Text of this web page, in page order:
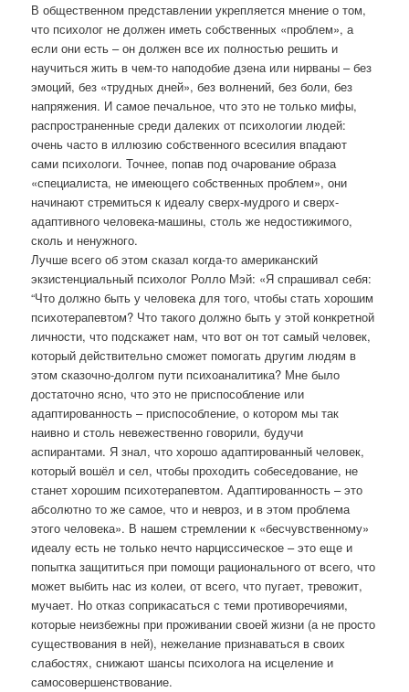
В общественном представлении укрепляется мнение о том,
что психолог не должен иметь собственных «проблем», а
если они есть – он должен все их полностью решить и
научиться жить в чем-то наподобие дзена или нирваны – без
эмоций, без «трудных дней», без волнений, без боли, без
напряжения. И самое печальное, что это не только мифы,
распространенные среди далеких от психологии людей:
очень часто в иллюзию собственного всесилия впадают
сами психологи. Точнее, попав под очарование образа
«специалиста, не имеющего собственных проблем», они
начинают стремиться к идеалу сверх-мудрого и сверх-
адаптивного человека-машины, столь же недостижимого,
сколь и ненужного.
Лучше всего об этом сказал когда-то американский
экзистенциальный психолог Ролло Мэй: «Я спрашивал себя:
“Что должно быть у человека для того, чтобы стать хорошим
психотерапевтом? Что такого должно быть у этой конкретной
личности, что подскажет нам, что вот он тот самый человек,
который действительно сможет помогать другим людям в
этом сказочно-долгом пути психоаналитика? Мне было
достаточно ясно, что это не приспособление или
адаптированность – приспособление, о котором мы так
наивно и столь невежественно говорили, будучи
аспирантами. Я знал, что хорошо адаптированный человек,
который вошёл и сел, чтобы проходить собеседование, не
станет хорошим психотерапевтом. Адаптированность – это
абсолютно то же самое, что и невроз, и в этом проблема
этого человека». В нашем стремлении к «бесчувственному»
идеалу есть не только нечто нарциссическое – это еще и
попытка защититься при помощи рационального от всего, что
может выбить нас из колеи, от всего, что пугает, тревожит,
мучает. Но отказ соприкасаться с теми противоречиями,
которые неизбежны при проживании своей жизни (а не просто
существования в ней), нежелание признаваться в своих
слабостях, снижают шансы психолога на исцеление и
самосовершенствование.